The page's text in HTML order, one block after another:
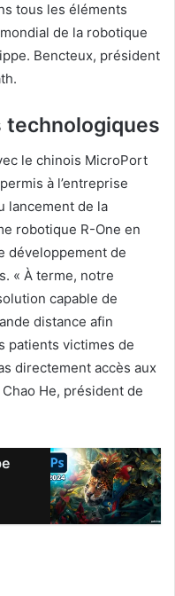
tous les éléments
de la robotique
Bencteux, président
technologiques
le chinois MicroPort
à l’entreprise
lancement de la
robotique R-One en
développement de
« À terme, notre
capable de
distance afin
patients victimes de
directement accès aux
He, président de